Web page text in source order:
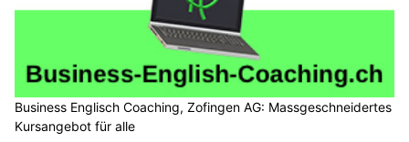
Business Englisch Coaching, Zofingen AG: Massgeschneidertes
Kursangebot für alle